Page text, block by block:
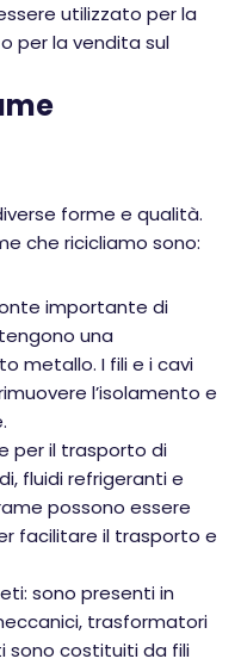
utilizzato per la
per la vendita sul
forme e qualità.
che ricicliamo sono:
importante di
una
metallo. I fili e i cavi
l’isolamento e
per il trasporto di
fluidi refrigeranti e
possono essere
facilitare il trasporto e
sono presenti in
trasformatori
sono costituiti da fili